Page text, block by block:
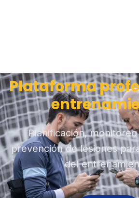
Plataforma
Planificación,
prevención de lesiones
del